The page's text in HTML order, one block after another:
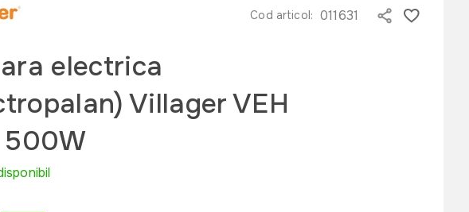
Cod articol: 011631
electrica
Villager VEH